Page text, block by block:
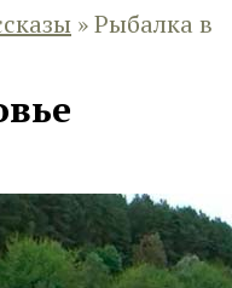
»Рыбалка в